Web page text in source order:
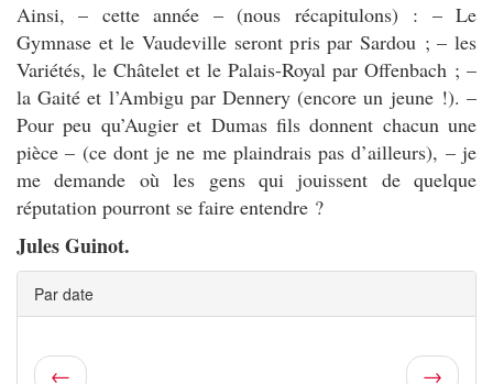
Ainsi, – cette année – (nous récapitulons) : – Le
Gymnase et le Vaudeville seront pris par Sardou ; – les
Variétés, le Châtelet et le Palais-Royal par Offenbach ; –
la Gaité et l’Ambigu par Dennery (encore un jeune !). –
Pour peu qu’Augier et Dumas fils donnent chacun une
pièce – (ce dont je ne me plaindrais pas d’ailleurs), – je
me demande où les gens qui jouissent de quelque
réputation pourront se faire entendre ?
Jules Guinot.
Par date
← →